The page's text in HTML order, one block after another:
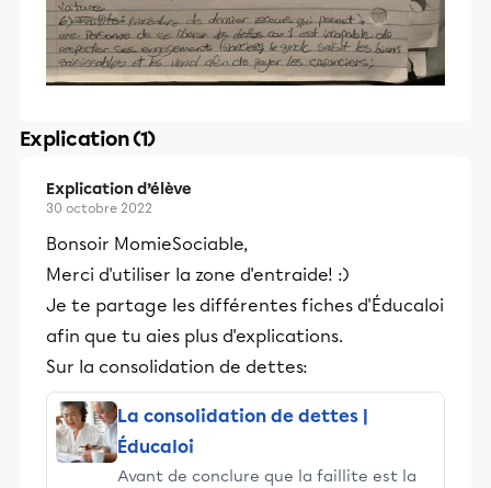
Explication (1)
Explication d’élève
30 octobre 2022
Bonsoir MomieSociable,
Merci d'utiliser la zone d'entraide! :)
Je te partage les différentes fiches d'Éducaloi
afin que tu aies plus d'explications.
Sur la consolidation de dettes:
La consolidation de dettes |
Éducaloi
Avant de conclure que la faillite est la